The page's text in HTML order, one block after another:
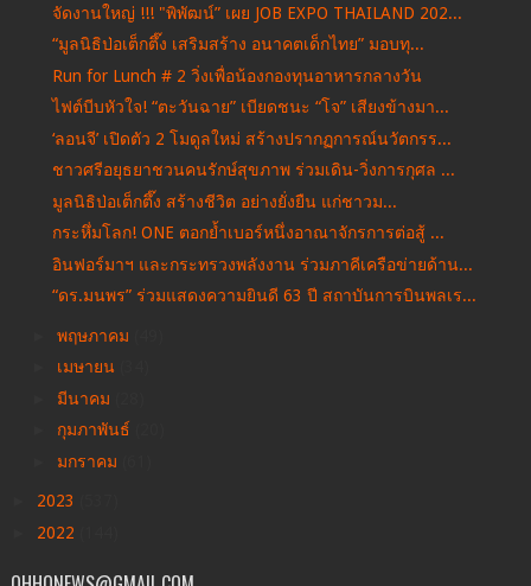
จัดงานใหญ่ !!! "พิพัฒน์” เผย JOB EXPO THAILAND 202...
“มูลนิธิป่อเต็กตึ๊ง เสริมสร้าง อนาคตเด็กไทย” มอบทุ...
Run for Lunch # 2 วิ่งเพื่อน้องกองทุนอาหารกลางวัน
ไฟต์บีบหัวใจ! “ตะวันฉาย” เบียดชนะ “โจ” เสียงข้างมา...
‘ลอนจี’ เปิดตัว 2 โมดูลใหม่ สร้างปรากฏการณ์นวัตกรร...
ชาวศรีอยุธยาชวนคนรักษ์สุขภาพ ร่วมเดิน-วิ่งการกุศล ...
มูลนิธิป่อเต็กตึ๊ง สร้างชีวิต อย่างยั่งยืน แก่ชาวม...
กระหึ่มโลก! ONE ตอกย้ำเบอร์หนึ่งอาณาจักรการต่อสู้ ...
อินฟอร์มาฯ และกระทรวงพลังงาน ร่วมภาคีเครือข่ายด้าน...
“ดร.มนพร” ร่วมแสดงความยินดี 63 ปี สถาบันการบินพลเร...
พฤษภาคม
เมษายน
มีนาคม
กุมภาพันธ์
มกราคม
2023
2022